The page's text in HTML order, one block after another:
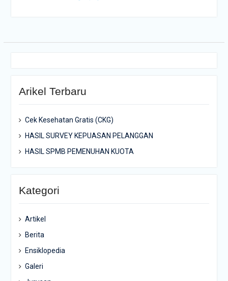
Arikel Terbaru
Cek Kesehatan Gratis (CKG)
HASIL SURVEY KEPUASAN PELANGGAN
HASIL SPMB PEMENUHAN KUOTA
Kategori
Artikel
Berita
Ensiklopedia
Galeri